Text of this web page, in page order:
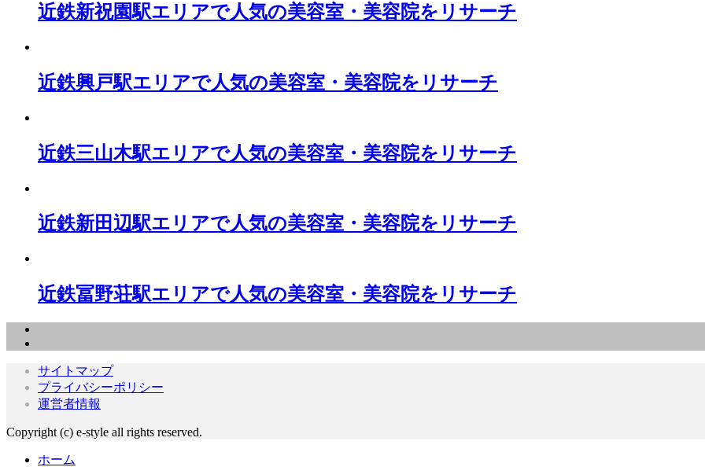
近鉄新祝園駅エリアで人気の美容室・美容院をリサーチ
近鉄興戸駅エリアで人気の美容室・美容院をリサーチ
近鉄三山木駅エリアで人気の美容室・美容院をリサーチ
近鉄新田辺駅エリアで人気の美容室・美容院をリサーチ
近鉄冨野荘駅エリアで人気の美容室・美容院をリサーチ
サイトマップ
プライバシーポリシー
運営者情報
Copyright (c) e-style all rights reserved.
ホーム